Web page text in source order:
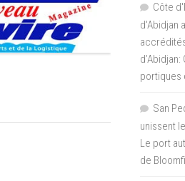
Côte
d'Abidjan
portiques
San
unissent
Le port
de